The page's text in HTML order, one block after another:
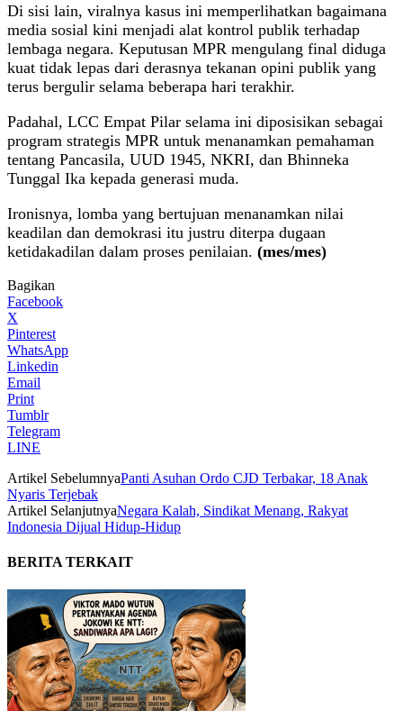
Di sisi lain, viralnya kasus ini memperlihatkan bagaimana
media sosial kini menjadi alat kontrol publik terhadap
lembaga negara. Keputusan MPR mengulang final diduga
kuat tidak lepas dari derasnya tekanan opini publik yang
terus bergulir selama beberapa hari terakhir.
Padahal, LCC Empat Pilar selama ini diposisikan sebagai
program strategis MPR untuk menanamkan pemahaman
tentang Pancasila, UUD 1945, NKRI, dan Bhinneka
Tunggal Ika kepada generasi muda.
Ironisnya, lomba yang bertujuan menanamkan nilai
keadilan dan demokrasi itu justru diterpa dugaan
ketidakadilan dalam proses penilaian. (mes/mes)
Bagikan
Facebook
X
Pinterest
WhatsApp
Linkedin
Email
Print
Tumblr
Telegram
LINE
Artikel SebelumnyaPanti Asuhan Ordo CJD Terbakar, 18 Anak
Nyaris Terjebak
Artikel SelanjutnyaNegara Kalah, Sindikat Menang, Rakyat
Indonesia Dijual Hidup-Hidup
BERITA TERKAIT